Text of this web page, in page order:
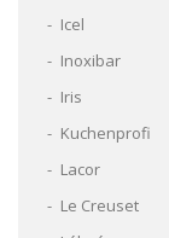
Icel
Inoxibar
Iris
Kuchenprofi
Lacor
Le Creuset